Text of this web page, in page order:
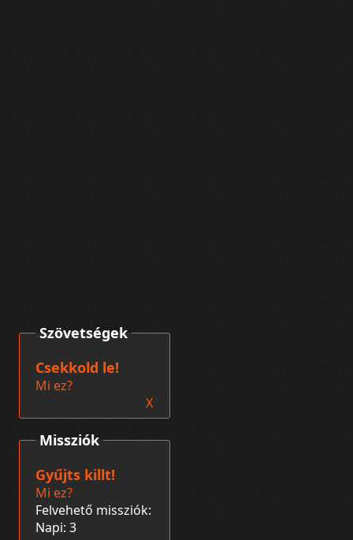
Missziók
Gyűjts killt!
Mi ez?
Felvehető missziók:
Napi: 3
Szövetségek
Csekkold le!
Mi ez?
X